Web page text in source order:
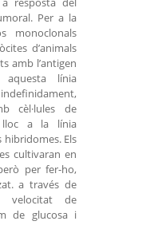
Per a la
monoclonals
d’animals
amb l’antigen
aquesta línia
cèl·lules de
lloc a la línia
hibridomes. Els
cultivaran en
per fer-ho,
a través de
velocitat de
de glucosa i